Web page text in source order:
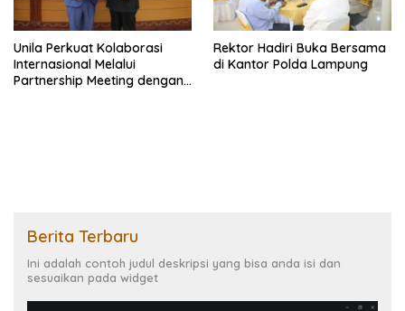
Unila Perkuat Kolaborasi
Internasional Melalui
Partnership Meeting dengan
Rektor Hadiri Buka Bersama
di Kantor Polda Lampung
Berita Terbaru
Ini adalah contoh judul deskripsi yang bisa anda isi dan
sesuaikan pada widget